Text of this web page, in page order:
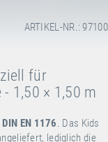
ARTIKEL-NR.: 97100
für
1,50 × 1,50 m
EN 1176. Das Kids
lediglich die